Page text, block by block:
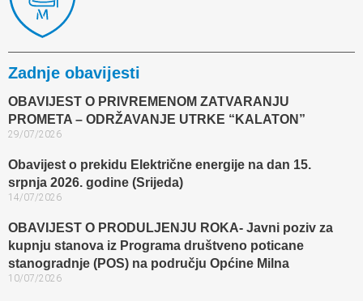
Zadnje obavijesti
OBAVIJEST O PRIVREMENOM ZATVARANJU
PROMETA – ODRŽAVANJE UTRKE “KALATON”
29/07/2026
Obavijest o prekidu Električne energije na dan 15.
srpnja 2026. godine (Srijeda)
14/07/2026
OBAVIJEST O PRODULJENJU ROKA- Javni poziv za
kupnju stanova iz Programa društveno poticane
stanogradnje (POS) na području Općine Milna
10/07/2026